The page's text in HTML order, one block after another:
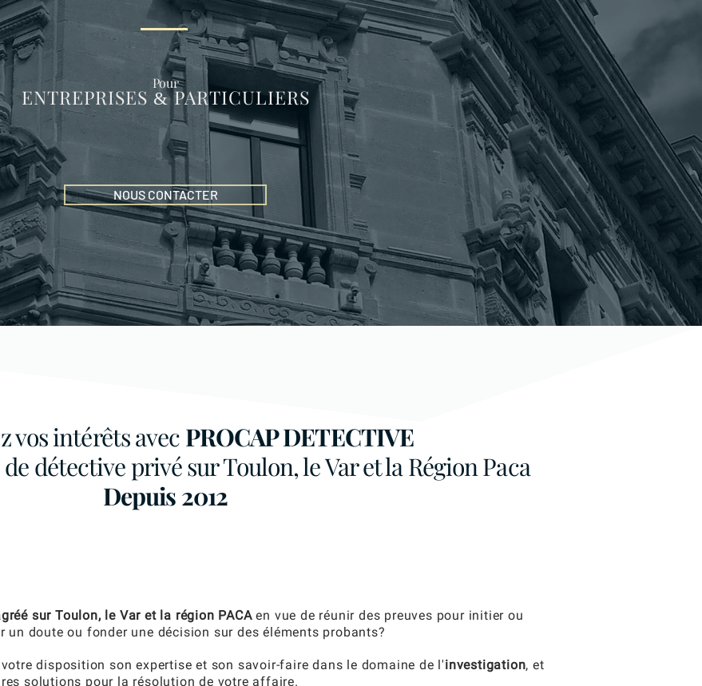
Pour
ENTREPRISES &PARTICULIERS
NOUS CONTACTER
vos intérêts avec PROCAP DETECTIVE
détective privé sur Toulon, le Var et la Région Paca
Depuis 2012
sur Toulon, le Var et la région PACAen vue de réunir des preuves pour initier ou
un doute ou fonder une décision sur des éléments probants?
votre disposition son expertise et son savoir-faire dans le domaine de l'investigation, et
solutions pour la résolution de votre affaire.